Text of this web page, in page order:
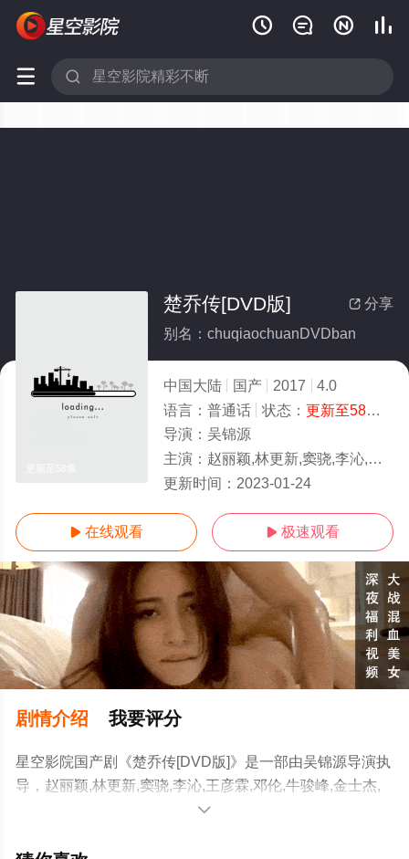
   
 
 分享
楚乔传[DVD版]
别名：chuqiaochuanDVDban
中国大陆 国产 2017
4.0
语言： 普通话 状态： 更新至58集
导演： 吴锦源
主演： 赵丽颖,林更新,窦骁,李沁,王彦霖,邓伦,牛骏峰,金士杰,黄梦莹,田小洁,孙宁,曹曦月,王嵛,李若嘉,刘玉翠,
更新时间： 2023-01-24
 在线观看  极速观看
剧情介绍 我要评分
星空影院国产剧《楚乔传[DVD版]》是一部由吴锦源导演执
导，赵丽颖,林更新,窦骁,李沁,王彦霖,邓伦,牛骏峰,金士杰,
黄梦莹,田小洁,孙宁,曹曦月,王嵛,李若嘉,刘玉翠,蒋依依,黄
